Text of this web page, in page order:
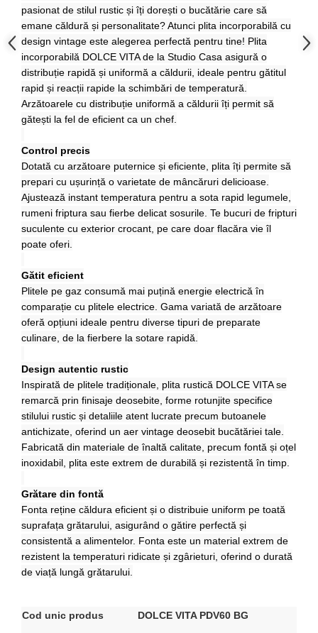
Unelte Gradinarit
Ventilatoare & Sisteme Racire
Aparate de aer conditionat
Ventilatoare
Zootehnie
Foarfeci tuns oi
Incubatoare oua
pasionat de stilul rustic și îți dorești o bucătărie care să
emane căldură și personalitate? Atunci plita incorporabilă cu
design vintage este alegerea perfectă pentru tine! Plita
incorporabilă DOLCE VITA de la Studio Casa asigură o
distribuție rapidă și uniformă a căldurii, ideale pentru gătitul
rapid și reacții rapide la schimbări de temperatură.
Arzătoarele cu distribuție uniformă a căldurii îți permit să
gătești la fel de eficient ca un chef.
Control precis
Dotată cu arzătoare puternice și eficiente, plita îți permite să
prepari cu ușurință o varietate de mâncăruri delicioase.
Ajustează instant temperatura pentru a sota rapid legumele,
rumeni friptura sau fierbe delicat sosurile. Te bucuri de fripturi
suculente cu exterior crocant, pe care doar flacăra vie îl
poate oferi.
Gătit eficient
Plitele pe gaz consumă mai puțină energie electrică în
comparație cu plitele electrice. Gama variată de arzătoare
oferă opțiuni ideale pentru diverse tipuri de preparate
culinare, de la fierbere la sotare rapidă.
Design autentic rustic
Inspirată de plitele tradiționale, plita rustică DOLCE VITA se
remarcă prin finisaje deosebite, forme rotunjite specifice
stilului rustic și detaliile atent lucrate precum butoanele
antichizate, oferind un aer vintage deosebit bucătăriei tale.
Fabricată din materiale de înaltă calitate, precum fontă și oțel
inoxidabil, plita este extrem de durabilă și rezistentă în timp.
Grătare din fontă
Fonta reține căldura eficient și o distribuie uniform pe toată
suprafața grătarului, asigurând o gătire perfectă și
consistentă a alimentelor. Fonta este un material extrem de
rezistent la temperaturi ridicate și zgârieturi, oferind o durată
de viață lungă grătarului.
Cod unic produs DOLCE VITA PDV60 BG